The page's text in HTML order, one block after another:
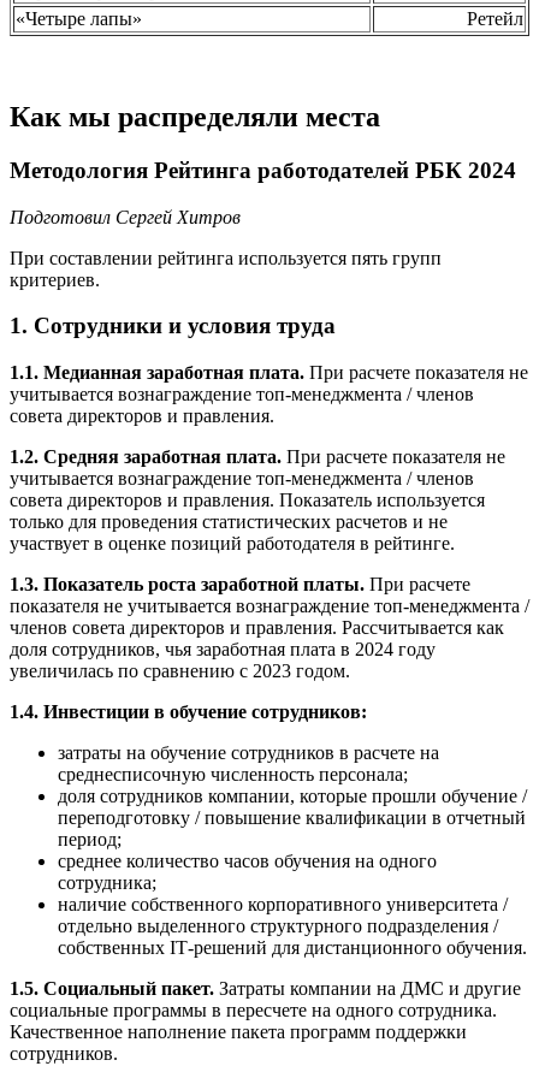
«Четыре лапы»
Ретейл
Как мы распределяли места
Методология Рейтинга работодателей РБК 2024
Подготовил Сергей Хитров
При составлении рейтинга используется пять групп
критериев.
1. Сотрудники и условия труда
1.1. Медианная заработная плата. При расчете показателя не
учитывается вознаграждение топ-менеджмента / членов
совета директоров и правления.
1.2. Средняя заработная плата. При расчете показателя не
учитывается вознаграждение топ-менеджмента / членов
совета директоров и правления. Показатель используется
только для проведения статистических расчетов и не
участвует в оценке позиций работодателя в рейтинге.
1.3. Показатель роста заработной платы. При расчете
показателя не учитывается вознаграждение топ-менеджмента /
членов совета директоров и правления. Рассчитывается как
доля сотрудников, чья заработная плата в 2024 году
увеличилась по сравнению с 2023 годом.
1.4. Инвестиции в обучение сотрудников:
затраты на обучение сотрудников в расчете на
среднесписочную численность персонала;
доля сотрудников компании, которые прошли обучение /
переподготовку / повышение квалификации в отчетный
период;
среднее количество часов обучения на одного
сотрудника;
наличие собственного корпоративного университета /
отдельно выделенного структурного подразделения /
собственных IТ-решений для дистанционного обучения.
1.5. Социальный пакет. Затраты компании на ДМС и другие
социальные программы в пересчете на одного сотрудника.
Качественное наполнение пакета программ поддержки
сотрудников.